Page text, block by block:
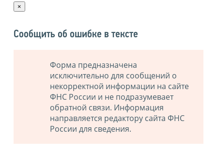
×
Сообщить об ошибке в тексте
Форма предназначена
исключительно для сообщений о
некорректной информации на сайте
ФНС России и не подразумевает
обратной связи. Информация
направляется редактору сайта ФНС
России для сведения.